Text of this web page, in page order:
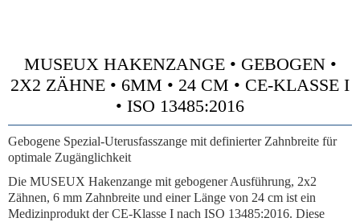
MUSEUX HAKENZANGE • GEBOGEN •
2X2 ZÄHNE • 6MM • 24 CM • CE-KLASSE I
• ISO 13485:2016
Gebogene Spezial-Uterusfasszange mit definierter Zahnbreite für
optimale Zugänglichkeit
Die MUSEUX Hakenzange mit gebogener Ausführung, 2x2
Zähnen, 6 mm Zahnbreite und einer Länge von 24 cm ist ein
Medizinprodukt der CE-Klasse I nach ISO 13485:2016. Diese